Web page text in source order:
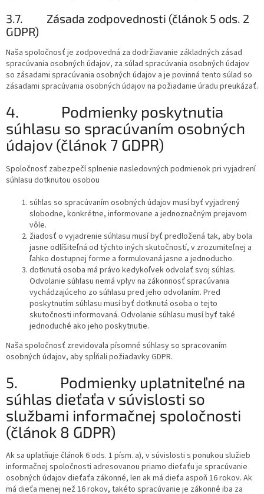
3.7. Zásada zodpovednosti (článok 5 ods. 2
GDPR)
Naša spoločnosť je zodpovedná za dodržiavanie základných zásad
spracúvania osobných údajov, za súlad spracúvania osobných údajov
so zásadami spracúvania osobných údajov a je povinná tento súlad so
zásadami spracúvania osobných údajov na požiadanie úradu preukázať.
4. Podmienky poskytnutia
súhlasu so spracúvaním osobných
údajov (článok 7 GDPR)
Spoločnosť zabezpečí splnenie nasledovných podmienok pri vyjadrení
súhlasu dotknutou osobou
súhlas so spracúvaním osobných údajov musí byť vyjadrený
slobodne, konkrétne, informovane a jednoznačným prejavom
vôle.
žiadosť o vyjadrenie súhlasu musí byť predložená tak, aby bola
jasne odlíšiteľná od týchto iných skutočností, v zrozumiteľnej a
ľahko dostupnej forme a formulovaná jasne a jednoducho.
dotknutá osoba má právo kedykoľvek odvolať svoj súhlas.
Odvolanie súhlasu nemá vplyv na zákonnosť spracúvania
vychádzajúceho zo súhlasu pred jeho odvolaním. Pred
poskytnutím súhlasu musí byť dotknutá osoba o tejto
skutočnosti informovaná. Odvolanie súhlasu musí byť také
jednoduché ako jeho poskytnutie.
Naša spoločnosť zrevidovala písomné súhlasy so spracovaním
osobných údajov, aby spĺňali požiadavky GDPR.
5. Podmienky uplatniteľné na
súhlas dieťaťa v súvislosti so
službami informačnej spoločnosti
(článok 8 GDPR)
Ak sa uplatňuje článok 6 ods. 1 písm. a), v súvislosti s ponukou služieb
informačnej spoločnosti adresovanou priamo dieťaťu je spracúvanie
osobných údajov dieťaťa zákonné, len ak má dieťa aspoň 16 rokov. Ak
má dieťa menej než 16 rokov, takéto spracúvanie je zákonné iba za